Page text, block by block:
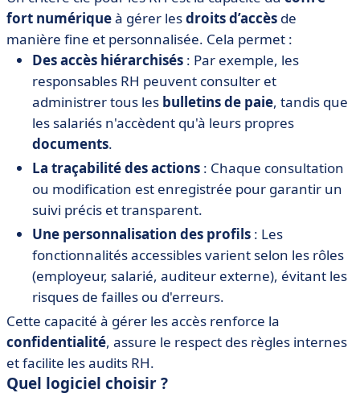
fort numériqueà gérer lesdroits d’accès de
manière fine et personnalisée. Cela permet :
Des accès hiérarchisés : Par exemple, les
responsables RH peuvent consulter et
administrer tous les bulletins de paie, tandis que
les salariés n'accèdent qu'à leurs propres
documents.
La traçabilité des actions : Chaque consultation
ou modification est enregistrée pour garantir un
suivi précis et transparent.
Une personnalisation des profils : Les
fonctionnalités accessibles varient selon les rôles
(employeur, salarié, auditeur externe), évitant les
risques de failles ou d'erreurs.
Cette capacité à gérer les accès renforce la
confidentialité, assure le respect des règles internes
et facilite les audits RH.
Quel logiciel choisir ?